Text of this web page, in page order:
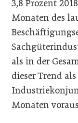
3,8 Prozent
Monaten des
als in der
dieser Trend
Monaten